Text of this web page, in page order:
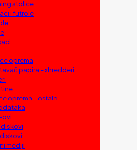
stolice
i futrole
oprema
papira – shredderi
oprema – ostalo
ovi
diskovi
diskovi
mediji